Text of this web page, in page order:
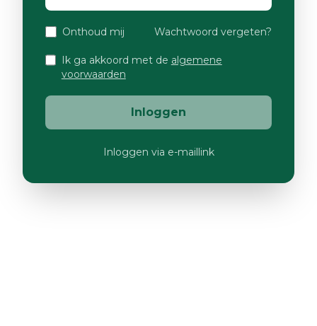
Onthoud mij Wachtwoord vergeten?
Ik ga akkoord met de algemene
voorwaarden
Inloggen
Inloggen via e-maillink